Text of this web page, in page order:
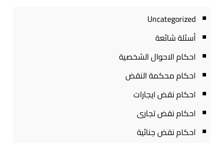
Uncategorized
أسئلة شائعة
احكام الاحوال الشخصية
احكام محكمة النقض
احكام نقض ايجارات
احكام نقض تجارى
احكام نقض جنائية